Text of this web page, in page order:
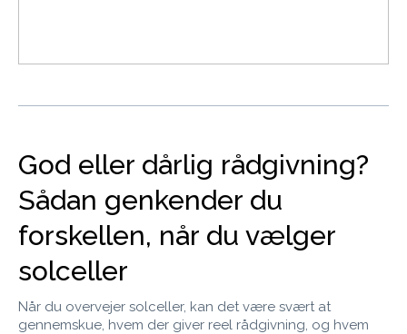
God eller dårlig rådgivning?
Sådan genkender du
forskellen, når du vælger
solceller
Når du overvejer solceller, kan det være svært at
gennemskue, hvem der giver reel rådgivning, og hvem